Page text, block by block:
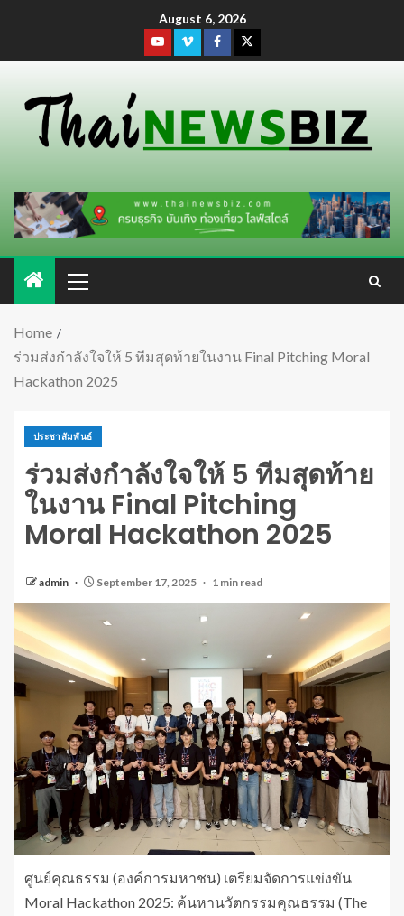
August 6, 2026
Home
ร่วมส่งกำลังใจให้ 5 ทีมสุดท้ายในงาน Final Pitching Moral
Hackathon 2025
ประชาสัมพันธ์
ร่วมส่งกำลังใจให้ 5 ทีมสุดท้าย
ในงาน Final Pitching
Moral Hackathon 2025
admin September 17, 2025 1 min read
ศูนย์คุณธรรม (องค์การมหาชน) เตรียมจัดการแข่งขัน
Moral Hackathon 2025: ค้นหานวัตกรรมคุณธรรม (The